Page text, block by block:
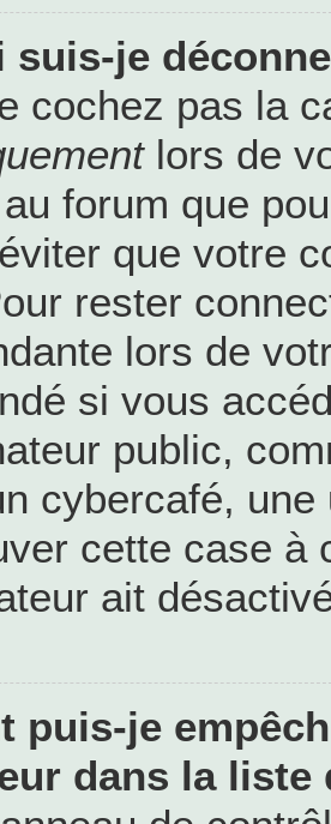
suis-je
cochez pas la
lors de
forum que
que votre
rester
lors de
si vous
public,
cybercafé,
cette case à
ait
puis-je
dans la